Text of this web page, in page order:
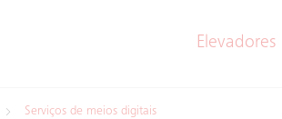
Elevadores
Serviços de meios digitais